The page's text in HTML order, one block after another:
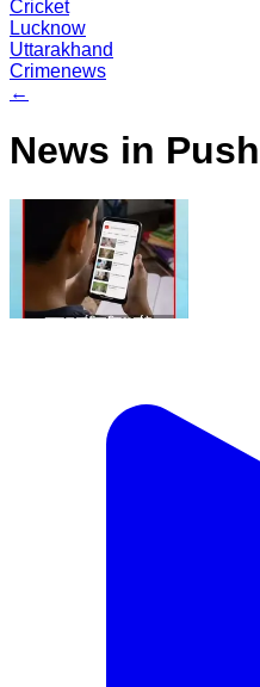
Cricket
Lucknow
Uttarakhand
Crimenews
←
News in